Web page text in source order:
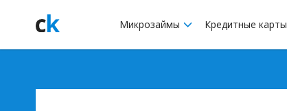
Микрозаймы Кредитные карты